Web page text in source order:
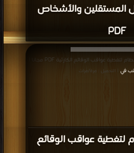
المستقلين والأشخاص
PDF
لتغطية عواقب الوقائع
قراءة و تحميل كتاب كتاب إحداث نظام لتغطية عواقب الوقائع الكارثية PDF مجانا |
في | التحميل : مرة/مرات